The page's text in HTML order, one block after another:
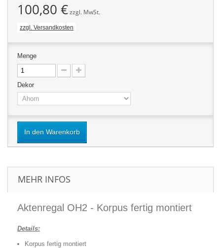
100,80 €zzgl. MwSt.
zzgl. Versandkosten
Menge
Dekor
In den Warenkorb
MEHR INFOS
Aktenregal OH2 - Korpus fertig montiert
Details:
Korpus fertig montiert